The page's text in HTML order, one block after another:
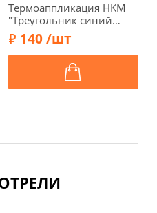
Термоаппликация HKM
"Треугольник синий
малый", 3,7 х 3,8 см,
39474
140 /шт